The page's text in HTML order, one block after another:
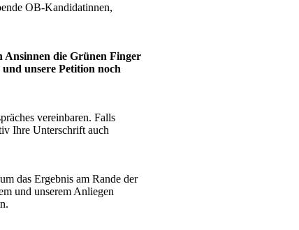
OB-Kandidatinnen,
Ansinnen die Grünen Finger
unsere Petition noch
vereinbaren. Falls
Ihre Unterschrift auch
das Ergebnis am Rande der
und unserem Anliegen